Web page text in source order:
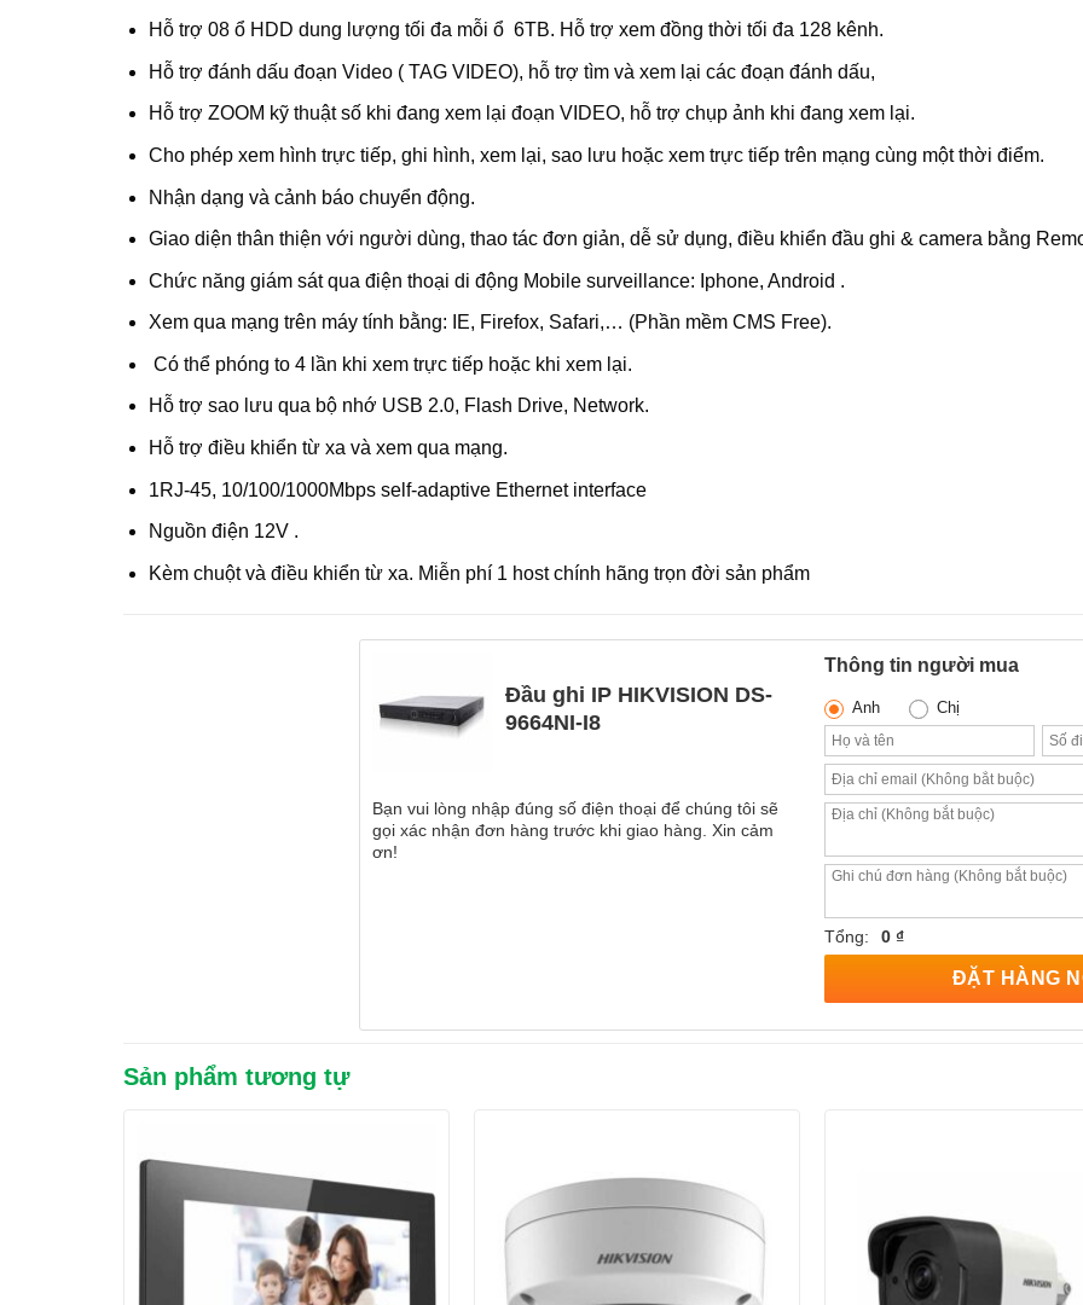
Hỗ trợ 08 ổ HDD dung lượng tối đa mỗi ổ 6TB. Hỗ trợ xem đồng thời tối đa 128 kênh.
Hỗ trợ đánh dấu đoạn Video ( TAG VIDEO), hỗ trợ tìm và xem lại các đoạn đánh dấu,
Hỗ trợ ZOOM kỹ thuật số khi đang xem lại đoạn VIDEO, hỗ trợ chụp ảnh khi đang xem lại.
Cho phép xem hình trực tiếp, ghi hình, xem lại, sao lưu hoặc xem trực tiếp trên mạng cùng một thời điểm.
Nhận dạng và cảnh báo chuyển động.
Giao diện thân thiện với người dùng, thao tác đơn giản, dễ sử dụng, điều khiển đầu ghi & camera bằng
Chức năng giám sát qua điện thoại di động Mobile surveillance: Iphone, Android .
Xem qua mạng trên máy tính bằng: IE, Firefox, Safari,… (Phần mềm CMS Free).
Có thể phóng to 4 lần khi xem trực tiếp hoặc khi xem lại.
Hỗ trợ sao lưu qua bộ nhớ USB 2.0, Flash Drive, Network.
Hỗ trợ điều khiển từ xa và xem qua mạng.
1RJ-45, 10/100/1000Mbps self-adaptive Ethernet interface
Nguồn điện 12V .
Kèm chuột và điều khiển từ xa. Miễn phí 1 host chính hãng trọn đời sản phẩm
Đầu ghi IP HIKVISION DS-
9664NI-I8
Bạn vui lòng nhập đúng số điện thoại để chúng tôi sẽ
gọi xác nhận đơn hàng trước khi giao hàng. Xin cảm
ơn!
Thông tin người mua
Anh Chị
Tổng: 0 ₫
ĐẶT HÀNG
Sản phẩm tương tự